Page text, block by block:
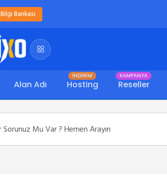
Bilgi Bankası
Alan Adı
İNDİRİM
Hosting
KAMPANYA
Reseller